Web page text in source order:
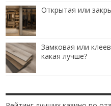
Открытая или
Замковая или
какая лучше?